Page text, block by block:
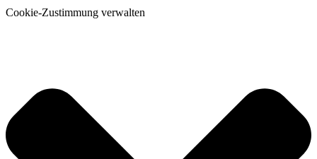
Cookie-Zustimmung verwalten